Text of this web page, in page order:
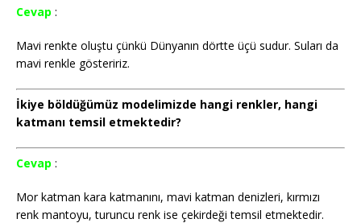
Cevap :
Mavi renkte oluştu çünkü Dünyanın dörtte üçü sudur. Suları da
mavi renkle gösteririz.
İkiye böldüğümüz modelimizde hangi renkler, hangi
katmanı temsil etmektedir?
Cevap :
Mor katman kara katmanını, mavi katman denizleri, kırmızı
renk mantoyu, turuncu renk ise çekirdeği temsil etmektedir.